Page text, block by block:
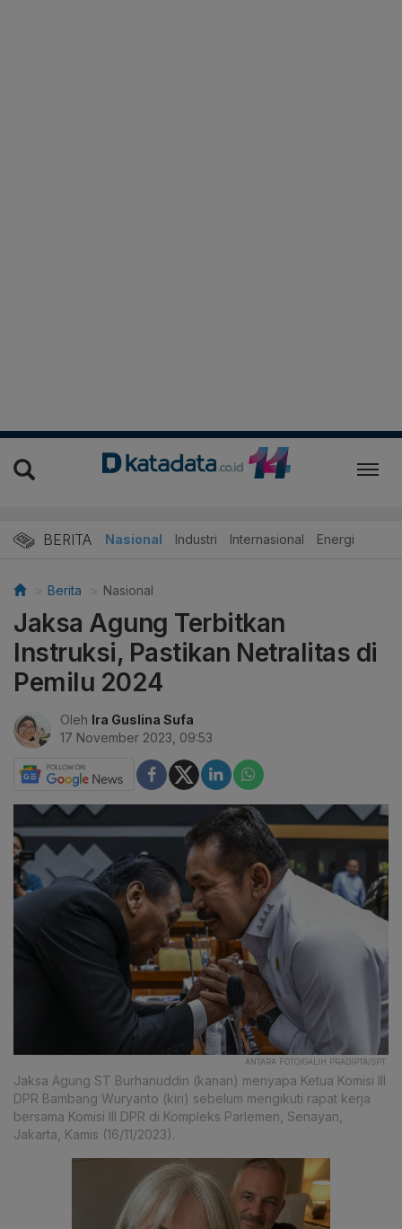
BERITA Nasional Industri Internasional Energi
Berita Nasional
Jaksa Agung Terbitkan
Instruksi, Pastikan Netralitas di
Pemilu 2024
Oleh Ira Guslina Sufa
17 November 2023, 09:53
ANTARA FOTO/GALIH PRADIPTA/SPT.
Jaksa Agung ST Burhanuddin (kanan) menyapa Ketua Komisi III
DPR Bambang Wuryanto (kiri) sebelum mengikuti rapat kerja
bersama Komisi III DPR di Kompleks Parlemen, Senayan,
Jakarta, Kamis (16/11/2023).